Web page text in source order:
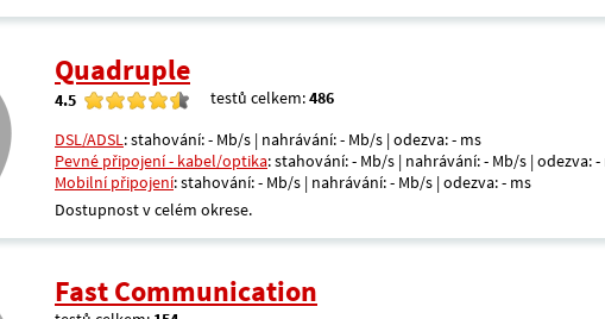
Quadruple
4.5 testů celkem:486
DSL/ADSL: stahování: - Mb/s | nahrávání: - Mb/s | odezva: - ms
Pevné připojení - kabel/optika: stahování: - Mb/s | nahrávání: - Mb/s | odezva: -
Mobilní připojení: stahování: - Mb/s | nahrávání: - Mb/s | odezva: - ms
Dostupnost v celém okrese.
Fast Communication